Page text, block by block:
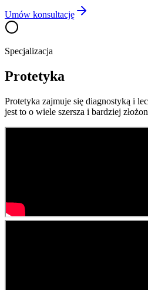
Umów konsultację
Specjalizacja
Protetyka
Protetyka zajmuje się diagnostyką i
jest to o wiele szersza i bardziej